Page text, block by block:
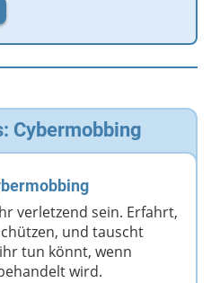
Cybermobbing
verletzend sein. Erfahrt,
und tauscht
tun könnt, wenn
wird.